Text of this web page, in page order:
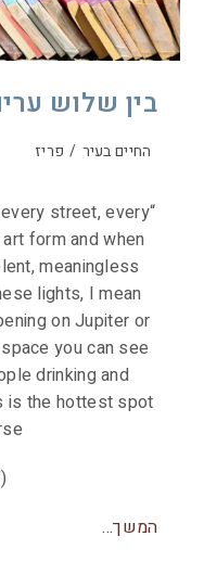
בין שלוש
החיים בעיר / פריז
every street, every
form and when
meaningless
lights, I mean
on Jupiter or
you can see
drinking and
is the hottest spot
המשך…